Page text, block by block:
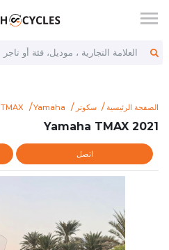
العلامة التجارية ، موديل، فئة أو تاجر
الصفحة الرئيسية سكوتر Yamaha
TMAX
2021 Yamaha TMAX
اتصل